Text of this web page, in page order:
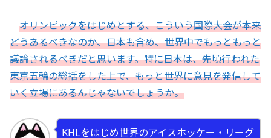
オリンピックをはじめとする、こういう国際大会が本来
どうあるべきなのか、日本も含め、世界中でもっともっと
議論されるべきだと思います。特に日本は、先頃行われた
東京五輪の総括をした上で、もっと世界に意見を発信して
いく立場にあるんじゃないでしょうか。
KHLをはじめ世界のアイスホッケー・リーグ